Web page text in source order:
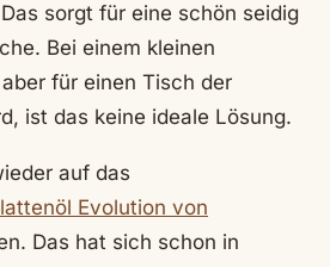
sorgt für eine schön seidig
Bei einem kleinen
für einen Tisch der
ist das keine ideale Lösung.
auf das
Evolution von
Das hat sich schon in